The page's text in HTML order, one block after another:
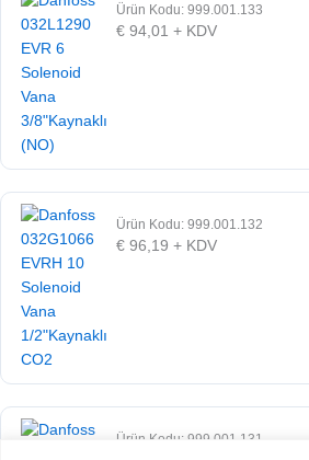
Ürün Kodu: 999.001.133
€ 94,01 + KDV
Ürün Kodu: 999.001.132
€ 96,19 + KDV
Ürün Kodu: 999.001.131